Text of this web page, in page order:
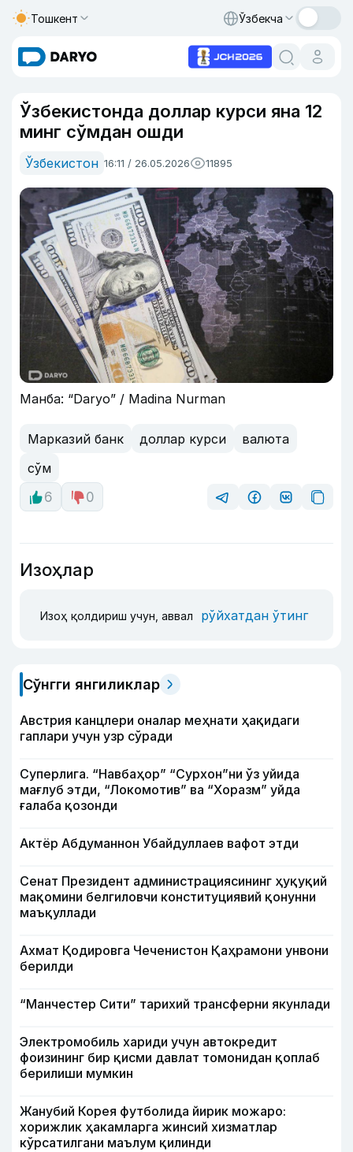
Тошкент Ўзбекча
Ўзбекистонда доллар курси яна 12
минг сўмдан ошди
Ўзбекистон 16:11 / 26.05.2026 11895
Манба: “Daryo” / Madina Nurman
Марказий банк доллар курси
валюта
сўм
6
0
Изоҳлар
Изоҳ қолдириш учун, аввал рўйхатдан ўтинг
Сўнгги янгиликлар
Австрия канцлери оналар меҳнати ҳақидаги
гаплари учун узр сўради
Суперлига. “Навбаҳор” “Сурхон”ни ўз уйида
мағлуб этди, “Локомотив” ва “Хоразм” уйда
ғалаба қозонди
Актёр Абду­маннон Убайдуллаев вафот этди
Сенат Президент администрациясининг ҳуқуқий
мақомини белгиловчи конституциявий қонунни
маъқуллади
Ахмат Қодировга Чеченистон Қаҳрамони унвони
берилди
“Манчестер Сити” тарихий трансферни якунлади
Электромобиль хариди учун автокредит
фоизининг бир қисми давлат томонидан қоплаб
берилиши мумкин
Жанубий Корея футболида йирик можаро:
хорижлик ҳакамларга жинсий хизматлар
кўрсатилгани маълум қилинди